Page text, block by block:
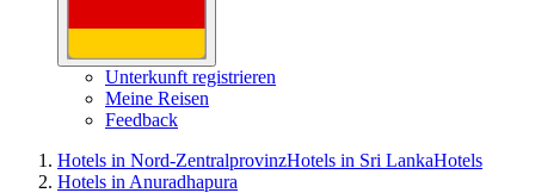
Unterkunft registrieren
Meine Reisen
Feedback
Hotels in Nord-ZentralprovinzHotels in Sri LankaHotels
Hotels in Anuradhapura